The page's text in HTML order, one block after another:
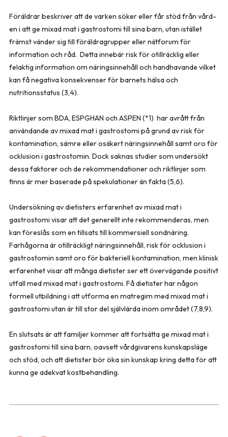
Föräldrar beskriver att de varken söker eller får stöd från vård­
en i att ge mixad mat i gastrostomi till sina barn, utan istället
främst vänder sig till föräldragrupper eller nätforum för
information och råd. Detta innebär risk för otillräcklig eller
felaktig information om näringsinnehåll och handhavande vilket
kan få negativa konsekvenser för barnets hälsa och
nutritionsstatus (3,4).
Riktlinjer som BDA, ESPGHAN och ASPEN (*1) har avrått från
användande av mixad mat i gastrostomi på grund av risk för
kontamination, sämre eller osäk­ert näringsinnehåll samt oro för
ocklusion i gastrostomin. Dock saknas studier som undersökt
dessa faktorer och de rekommendationer och riktlinjer som
finns är mer baserade på spekulationer än fakta (5,6).
Undersökning av dietisters erfar­enhet av mixad mat i
gastrostomi visar att det generellt inte rekommenderas, men
kan föreslås som en tillsats till kommersiell sondnäring.
Farhågorna är otillräckligt näringsinnehåll, risk för ocklusion i
gastrostomin samt oro för bakteriell kontamination, men klinisk
erfarenhet visar att många dietister ser ett övervägande positivt
utfall med mixad mat i gastrostomi. Få dietister har någon
formell utbildning i att utforma en matregim med mixad mat i
gastrostomi utan är till stor del självlärda inom området (7,8,9).
En slutsats är att familjer kommer att fortsätta ge mixad mat i
gastrostomi till sina barn, oavsett vårdgivarens kunskapsläge
och stöd, och att dietister bör öka sin kunskap kring detta för att
kunna ge adekvat kostbehandling.